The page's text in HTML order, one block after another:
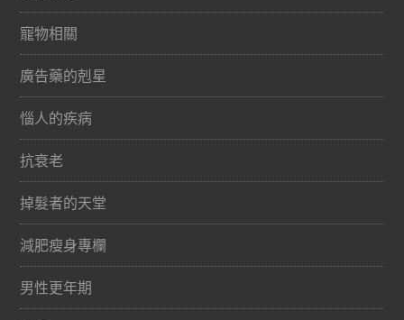
寵物相關
廣告藥的剋星
惱人的疾病
抗衰老
掉髮者的天堂
減肥瘦身專欄
男性更年期